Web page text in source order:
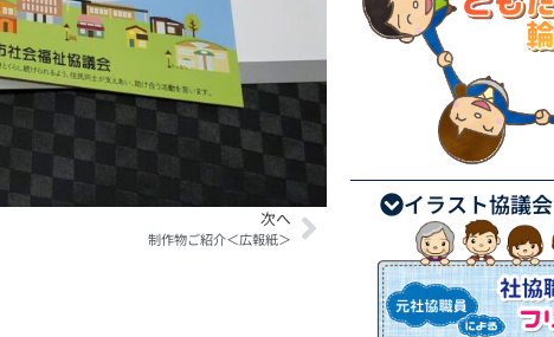
次へ
制作物ご紹介＜広報紙＞
イラスト協議会